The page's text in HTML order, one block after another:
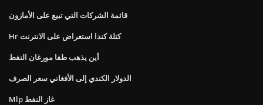
قائمة الشركات التي تبيع على الأمازون
Hr كتلة كندا استعراض على الانترنت
أين يذهب طفا مورغان النفط
الدولار الكندي إلى الأفغاني سعر الصرف
Mlp غاز النفط